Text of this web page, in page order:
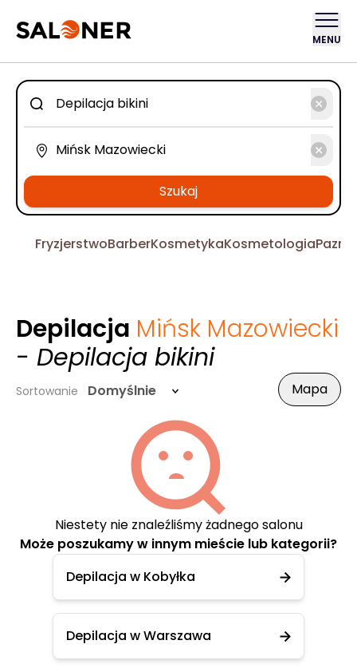
MENU
Szukaj
FryzjerstwoBarberKosmetykaKosmetologia
Depilacja Mińsk Mazowiecki
- Depilacja bikini
Sortowanie Domyślnie Mapa
Niestety nie znaleźliśmy żadnego salonu
Może poszukamy w innym mieście lub kategorii?
Depilacja w Kobyłka
Depilacja w Warszawa